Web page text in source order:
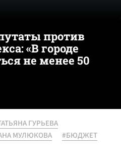
против
«В городе
не менее 50
ГУРЬЕВА
МУЛЮКОВА #БЮДЖЕТ